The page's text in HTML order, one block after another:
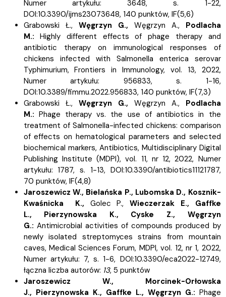
Numer artykułu: 3648, s.
1-22,
DOI:10.3390/ijms23073648, 140 punktów, IF(5,6)
Grabowski Ł.,
Węgrzyn G., Węgrzyn A.,
Podlacha
M.:
Highly different effects of phage therapy and
antibiotic therapy on immunological responses of
chickens infected with Salmonella enterica serovar
Typhimurium, Frontiers in Immunology, vol. 13, 2022,
Numer artykułu: 956833, s.
1-16,
DOI:10.3389/fimmu.2022.956833, 140 punktów, IF(7,3)
Grabowski Ł.,
Węgrzyn G., Węgrzyn A.,
Podlacha
M.: Phage therapy vs. the use of antibiotics in the
treatment of Salmonella-infected chickens: comparison
of effects on hematological parameters and selected
biochemical markers, Antibiotics, Multidisciplinary Digital
Publishing Institute (MDPI), vol. 11, nr 12, 2022, Numer
artykułu: 1787, s. 1-13, DOI:10.3390/antibiotics11121787,
70 punktów, IF(4,8)
Jaroszewicz W., Bielańska P., Lubomska D., Kosznik-
Kwaśnicka K.,
Golec P., Wieczerzak E.,
Gaffke
L.,
Pierzynowska K., Cyske Z.,
Węgrzyn
G.: Antimicrobial activities of compounds produced by
newly isolated streptomyces strains from mountain
caves, Medical Sciences Forum, MDPI, vol. 12, nr 1, 2022,
Numer artykułu: 7, s. 1-6, DOI:10.3390/eca2022-12749,
łączna liczba autorów: 13, 5 punktów
Jaroszewicz W.,
Morcinek-Orłowska
J., Pierzynowska K., Gaffke L., Węgrzyn G.: Phage